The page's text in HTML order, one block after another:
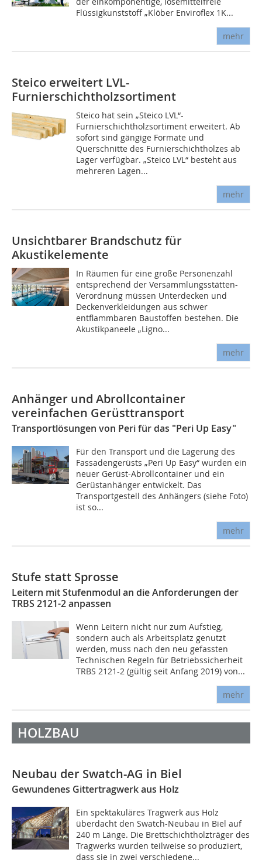
Flüssigkunststoff „Klöber Enviroflex 1K...
mehr
Steico erweitert LVL-
Furnierschichtholzsortiment
Steico hat sein „Steico LVL“-
Furnierschichtholzsortiment erweitert. Ab
sofort sind gängige Formate und
Querschnitte des Furnierschichtholzes ab
Lager verfügbar. „Steico LVL“ besteht aus
mehreren Lagen...
mehr
Unsichtbarer Brandschutz für
Akustikelemente
In Räumen für eine große Personenzahl
entsprechend der Versammlungsstätten-
Verordnung müssen Unterdecken und
Deckenverkleidungen aus schwer
entflammbaren Baustoffen bestehen. Die
Akustikpaneele „Ligno...
mehr
Anhänger und Abrollcontainer
vereinfachen Gerüsttransport
Transportlösungen von Peri für das "Peri Up Easy"
Für den Transport und die Lagerung des
Fassadengerüsts „Peri Up Easy“ wurden ein
neuer Gerüst-Abrollcontainer und ein
Gerüstanhänger entwickelt. Das
Transportgestell des Anhängers (siehe Foto)
ist so...
mehr
Stufe statt Sprosse
Leitern mit Stufenmodul an die Anforderungen der
TRBS 2121-2 anpassen
Wenn Leitern nicht nur zum Aufstieg,
sondern auch als Arbeitsplatz genutzt
werden, muss nach den neu gefassten
Technischen Regeln für Betriebssicherheit
TRBS 2121-2 (gültig seit Anfang 2019) von...
mehr
HOLZBAU
Neubau der Swatch-AG in Biel
Gewundenes Gittertragwerk aus Holz
Ein spektakuläres Tragwerk aus Holz
überdacht den Swatch-Neubau in Biel auf
240 m Länge. Die Brettschichtholzträger des
Tragwerks wurden teilweise so produziert,
dass sie in zwei verschiedene...